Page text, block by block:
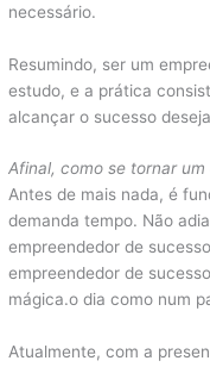
necessário.
Resumindo, ser um
estudo, e a prática
alcançar o sucesso
Afinal, como se tornar
Antes de mais nada, é
demanda tempo. Não
empreendedor de
empreendedor de
mágica.o dia como num
Atualmente, com a